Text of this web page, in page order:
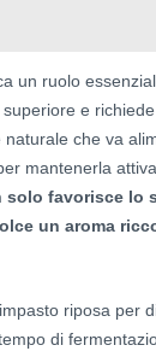
un ruolo
e
naturale che va
mantenerla
solo favorisce lo
un aroma
riposa per
di